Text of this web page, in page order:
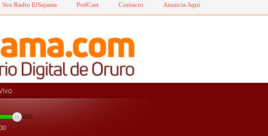
Vox Radio ElSajama PodCast Contacto Anuncia Aqui